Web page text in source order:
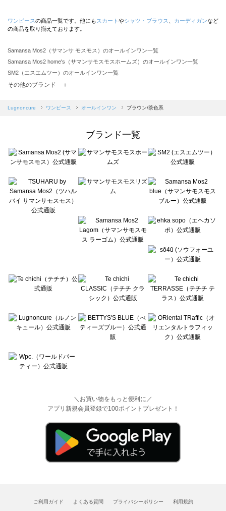
ワンピースの商品一覧です。他にも スカート やシャツ・ブラウス カーディガンなど
の商品を取り揃えております。
Samansa Mos2（サマンサ モスモス）のオールインワン一覧
Samansa Mos2 home's（サマンサモスモスホームズ）のオールインワン一覧
SM2（エスエムツー）のオールインワン一覧
Samansa Mos2 blue（サマンサモスモス ブルー）のオールインワン一覧
sō4ū（ソウフォーユー）のオールインワン一覧
Te chichi（テチチ）のオールインワン一覧
Te chichi CLASSIC（テチチ クラシック）のオールインワン一覧
Lugnoncure（ルノンキュール）のオールインワン一覧
BETTY'S BLUE（べティーズブルー）のオールインワン一覧
Wpc.（ワールドパーティー）のオールインワン一覧
その他のブランド ＋
Lugnoncure ワンピース オールインワン ブラウン/茶色系
ブランド一覧
＼お買い物をもっと便利に／
アプリ新規会員登録で100ポイントプレゼント！
ご利用ガイド よくある質問 プライバシーポリシー 利用規約